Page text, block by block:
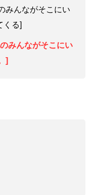
みんながそこにい
くる]
みんながそこにい
]